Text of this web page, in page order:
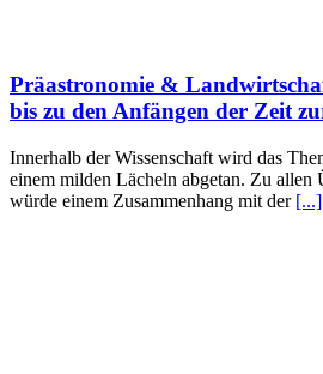
Präastronomie &
bis zu den Anfängen der Zeit
Innerhalb der Wissenschaft wird das
einem milden Lächeln abgetan. Zu allen
würde einem Zusammenhang mit der [...]